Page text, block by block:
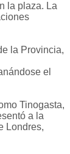
la plaza. La
la Provincia,
el
Tinogasta,
a la
Londres,